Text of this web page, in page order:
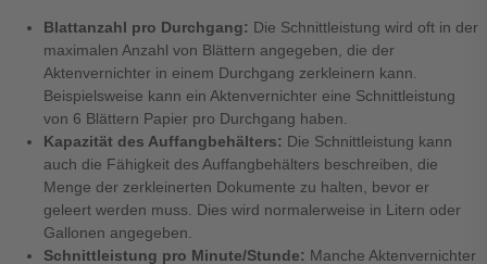
Blattanzahl pro Durchgang: Die Schnittleistung wird oft in der
maximalen Anzahl von Blättern angegeben, die der
Aktenvernichter in einem Durchgang zerkleinern kann.
Beispielsweise kann ein Aktenvernichter eine Schnittleistung
von 6 Blättern Papier pro Durchgang haben.
Kapazität des Auffangbehälters: Die Schnittleistung kann
auch die Fähigkeit des Auffangbehälters beschreiben, die
Menge der zerkleinerten Dokumente zu halten, bevor er
geleert werden muss. Dies wird normalerweise in Litern oder
Gallonen angegeben.
Schnittleistung pro Minute/Stunde: Manche Aktenvernichter